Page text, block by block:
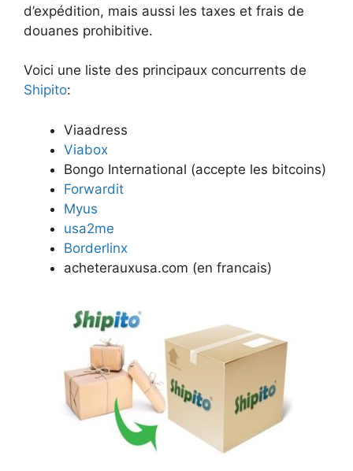
d’expédition, mais aussi les taxes et frais de
douanes prohibitive.
Voici une liste des principaux concurrents de
Shipito:
Viaadress
Viabox
Bongo International (accepte les bitcoins)
Forwardit
Myus
usa2me
Borderlinx
acheterauxusa.com (en francais)